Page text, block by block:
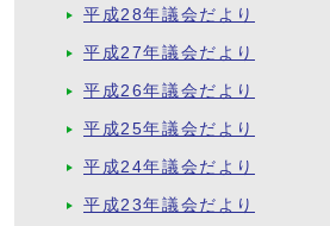
平成28年議会だより
平成27年議会だより
平成26年議会だより
平成25年議会だより
平成24年議会だより
平成23年議会だより